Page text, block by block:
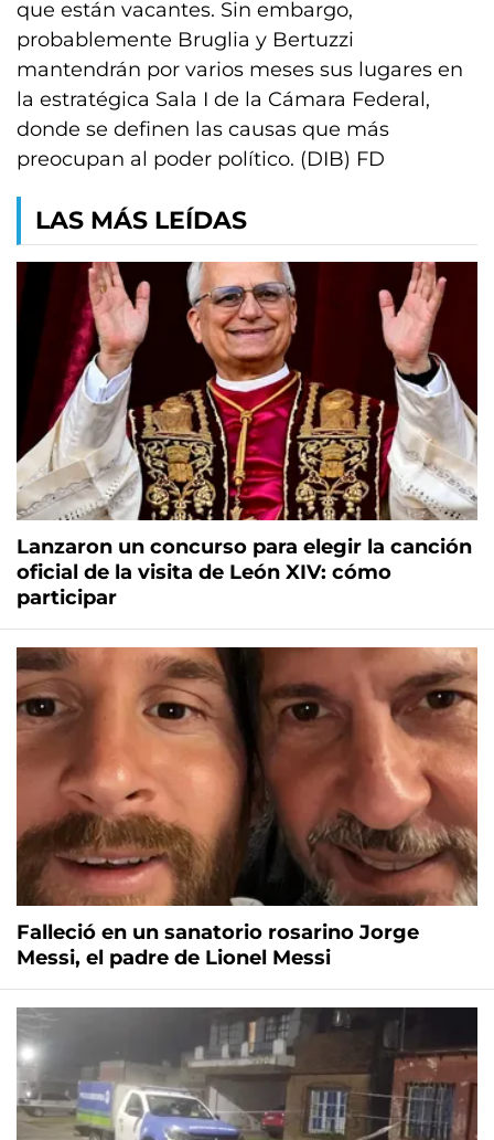
que están vacantes. Sin embargo,
probablemente Bruglia y Bertuzzi
mantendrán por varios meses sus lugares en
la estratégica Sala I de la Cámara Federal,
donde se definen las causas que más
preocupan al poder político. (DIB) FD
LAS MÁS LEÍDAS
Lanzaron un concurso para elegir la canción
oficial de la visita de León XIV: cómo
participar
Falleció en un sanatorio rosarino Jorge
Messi, el padre de Lionel Messi